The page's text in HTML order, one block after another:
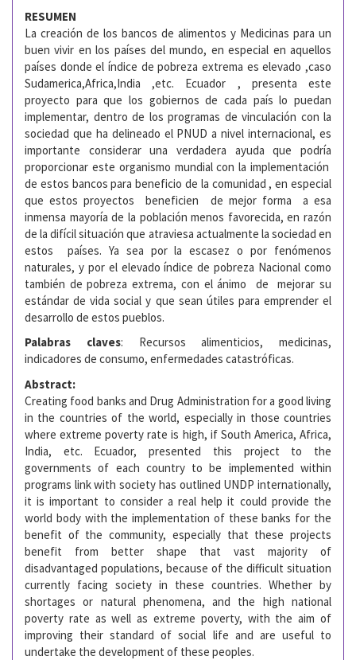
RESUMEN
La creación de los bancos de alimentos y Medicinas para un
buen vivir en los países del mundo, en especial en aquellos
países donde el índice de pobreza extrema es elevado ,caso
Sudamerica,Africa,India ,etc. Ecuador , presenta este
proyecto para que los gobiernos de cada país lo puedan
implementar, dentro de los programas de vinculación con la
sociedad que ha delineado el PNUD a nivel internacional, es
importante considerar una verdadera ayuda que podría
proporcionar este organismo mundial con la implementación
de estos bancos para beneficio de la comunidad , en especial
que estos proyectos beneficien de mejor forma a esa
inmensa mayoría de la población menos favorecida, en razón
de la difícil situación que atraviesa actualmente la sociedad en
estos países. Ya sea por la escasez o por fenómenos
naturales, y por el elevado índice de pobreza Nacional como
también de pobreza extrema, con el ánimo de mejorar su
estándar de vida social y que sean útiles para emprender el
desarrollo de estos pueblos.
Palabras claves: Recursos alimenticios, medicinas,
indicadores de consumo, enfermedades catastróficas.
Abstract:
Creating food banks and Drug Administration for a good living
in the countries of the world, especially in those countries
where extreme poverty rate is high, if South America, Africa,
India, etc. Ecuador, presented this project to the
governments of each country to be implemented within
programs link with society has outlined UNDP internationally,
it is important to consider a real help it could provide the
world body with the implementation of these banks for the
benefit of the community, especially that these projects
benefit from better shape that vast majority of
disadvantaged populations, because of the difficult situation
currently facing society in these countries. Whether by
shortages or natural phenomena, and the high national
poverty rate as well as extreme poverty, with the aim of
improving their standard of social life and are useful to
undertake the development of these peoples.